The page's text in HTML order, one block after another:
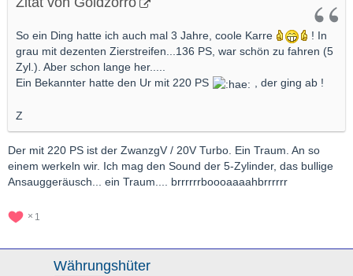
So ein Ding hatte ich auch mal 3 Jahre, coole Karre
! In
grau mit dezenten Zierstreifen...136 PS, war schön zu fahren (5
Zyl.). Aber schon lange her.....
Ein Bekannter hatte den Ur mit 220 PS
, der ging ab !
Z
Der mit 220 PS ist der ZwanzgV / 20V Turbo. Ein Traum. An so
einem werkeln wir. Ich mag den Sound der 5-Zylinder, das bullige
Ansauggeräusch... ein Traum.... brrrrrrboooaaaahbrrrrrr
1
Währungshüter